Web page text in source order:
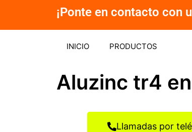
contenido
¡Ponte en contacto con
INICIO PRODUCTOS
Aluzinc tr4
Llamadas por